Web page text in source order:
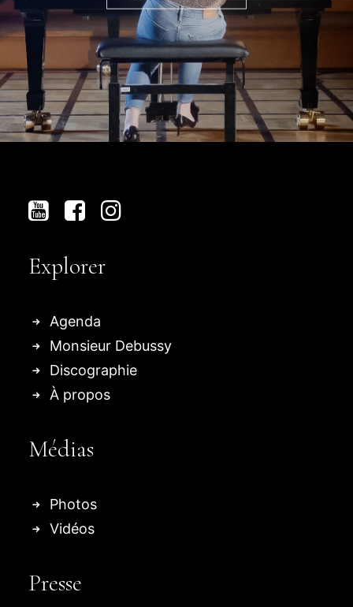
Explorer
Agenda
Monsieur Debussy
Discographie
À propos
Médias
Photos
Vidéos
Presse